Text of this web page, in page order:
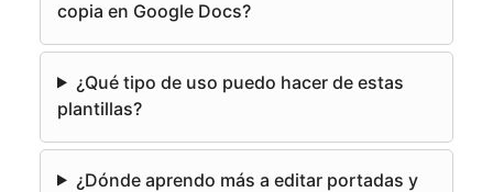
a
v
copia en Google Docs?
¿Qué tipo de uso puedo hacer de estas
plantillas?
¿Dónde aprendo más a editar portadas y